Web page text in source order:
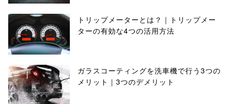
トリップメーターとは？｜トリップメー
ターの有効な4つの活用方法
ガラスコーティングを洗車機で行う3つの
メリット｜3つのデメリット